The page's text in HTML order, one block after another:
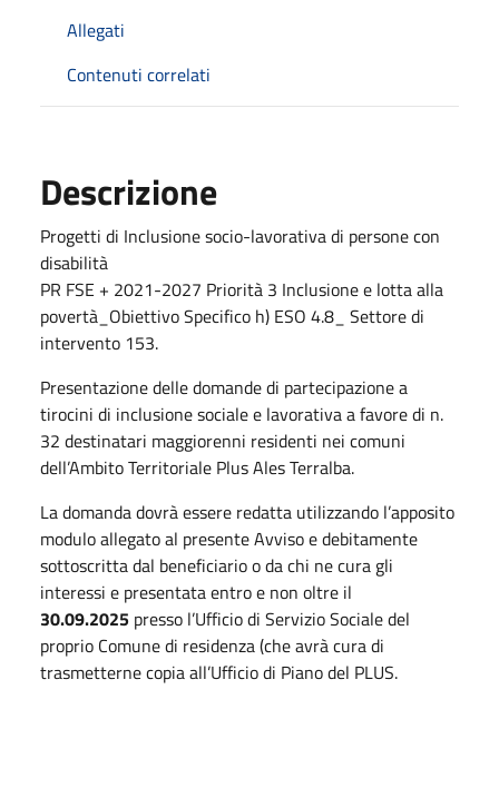
Allegati
Contenuti correlati
Descrizione
Progetti di Inclusione socio-lavorativa di persone con
disabilità
PR FSE + 2021-2027 Priorità 3 Inclusione e lotta alla
povertà_Obiettivo Specifico h) ESO 4.8_ Settore di
intervento 153.
Presentazione delle domande di partecipazione a
tirocini di inclusione sociale e lavorativa a favore di n.
32 destinatari maggiorenni residenti nei comuni
dell’Ambito Territoriale Plus Ales Terralba.
La domanda dovrà essere redatta utilizzando l’apposito
modulo allegato al presente Avviso e debitamente
sottoscritta dal beneficiario o da chi ne cura gli
interessi e presentata entro e non oltre il
30.09.2025 presso l’Ufficio di Servizio Sociale del
proprio Comune di residenza (che avrà cura di
trasmetterne copia all’Ufficio di Piano del PLUS.